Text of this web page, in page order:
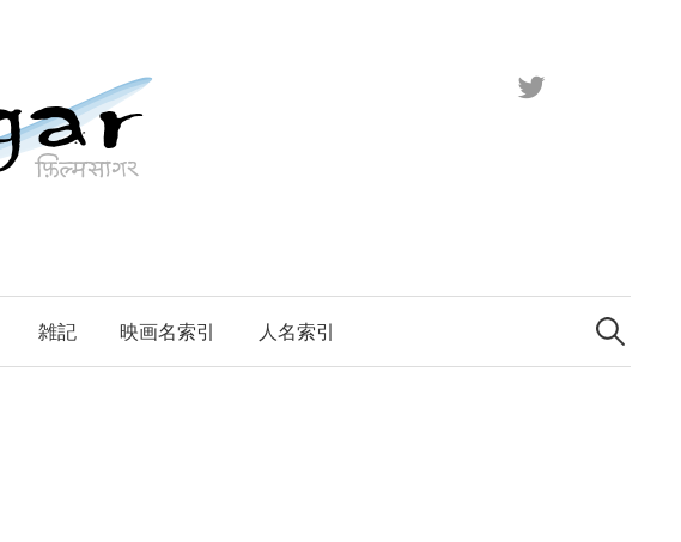
雑記 映画名索引 人名索引
検
索: